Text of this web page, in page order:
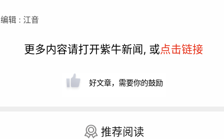
编辑 : 江音
更多内容请打开紫牛新闻, 或点击链接
好文章，需要你的鼓励
推荐阅读